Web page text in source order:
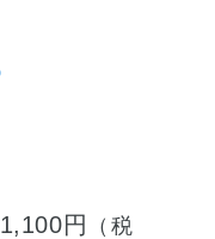
1,100円
（税